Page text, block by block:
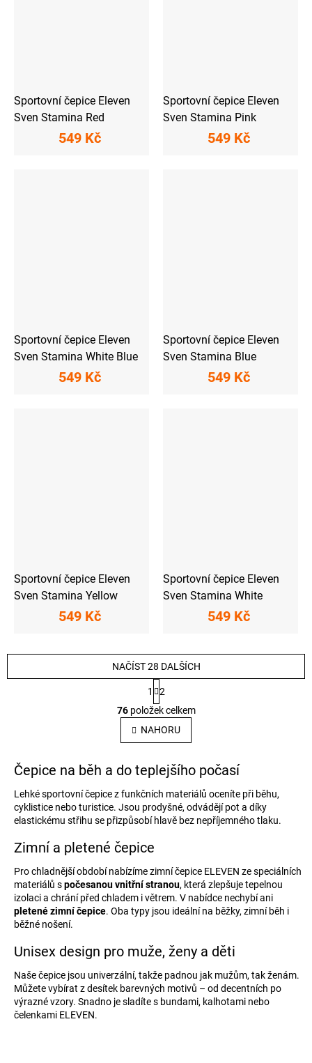
Sportovní čepice Eleven
Sven Stamina Red
549 Kč
Sportovní čepice Eleven
Sven Stamina Pink
549 Kč
Sportovní čepice Eleven
Sven Stamina White Blue
549 Kč
Sportovní čepice Eleven
Sven Stamina Blue
549 Kč
Sportovní čepice Eleven
Sven Stamina Yellow
549 Kč
Sportovní čepice Eleven
Sven Stamina White
549 Kč
O
v
l
á
a
c
í
p
r
v
v
ý
p
i
s
NAČÍST 28 DALŠÍCH
S
t
r
á
n
k
v
á
í
1
2
76položek celkem
NAHORU
Čepice na běh a do teplejšího počasí
Lehké sportovní čepice z funkčních materiálů oceníte při běhu,
cyklistice nebo turistice. Jsou prodyšné, odvádějí pot a díky
elastickému střihu se přizpůsobí hlavě bez nepříjemného tlaku.
Zimní a pletené čepice
Pro chladnější období nabízíme zimní čepice ELEVEN ze speciálních
materiálů spočesanou vnitřní stranou, která zlepšuje tepelnou
izolaci a chrání před chladem i větrem. V nabídce nechybí ani
pletené zimní čepice. Oba typy jsou ideální na běžky, zimní běh i
běžné nošení.
Unisex design pro muže, ženy a děti
Naše čepice jsou univerzální, takže padnou jak mužům, tak ženám.
Můžete vybírat z desítek barevných motivů – od decentních po
výrazné vzory. Snadno je sladíte s bundami, kalhotami nebo
čelenkami ELEVEN.